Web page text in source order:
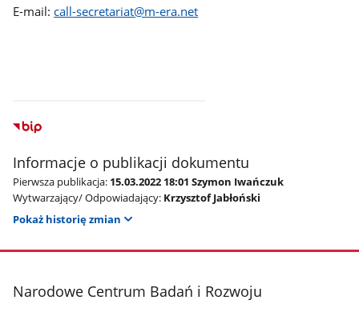
E-mail: call-secretariat@m-era.net
Informacje o publikacji dokumentu
Pierwsza publikacja: 15.03.2022 18:01 Szymon Iwańczuk
Wytwarzający/ Odpowiadający: Krzysztof Jabłoński
Pokaż historię zmian
stopka
Narodowe Centrum Badań i Rozwoju